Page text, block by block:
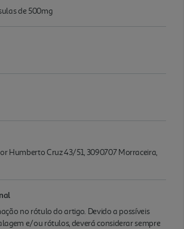
de 500mg
Humberto Cruz 43/51, 3090707 Morraceira,
no rótulo do artigo. Devido a possíveis
e/ou rótulos, deverá considerar sempre